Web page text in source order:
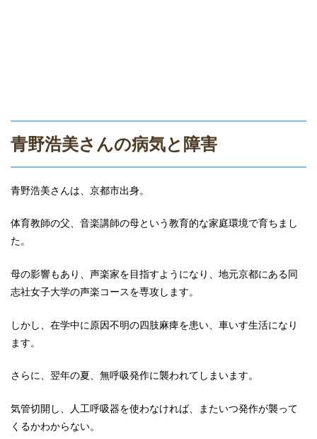
青野浩美さんの病気と障害
青野浩美さんは、京都市出身。
体育教師の父、音楽講師の母という教育的な家庭環境で育ちまし
た。
母の影響もあり、声楽家を目指すようになり、地元京都にある同
志社女子大学の声楽コースを専攻します。
しかし、在学中に原因不明の四肢麻痺を患い、車いす生活になり
ます。
さらに、翌年の夏、無呼吸発作に襲われてしまいます。
気管切開し、人工呼吸器を使わなければ、またいつ発作が襲って
くるかわからない。